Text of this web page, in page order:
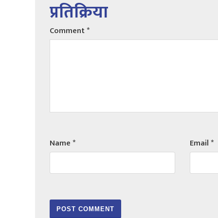
प्रतिक्रिया
Comment*
Name* Email*